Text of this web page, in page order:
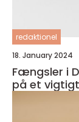
redaktionel
18. January 2024
Fængsler i
på et